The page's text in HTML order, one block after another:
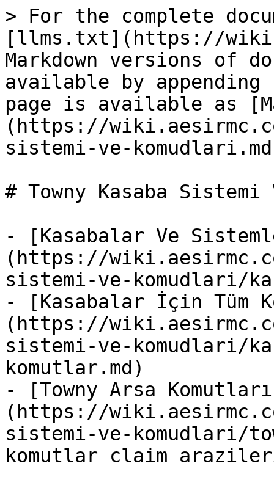
> For the complete
[llms.txt](https://
Markdown versions of
available by
page is available as
(https://
sistemi-ve-
# Towny Kasaba Sistemi
- [Kasabalar Ve
(https://
sistemi-ve-komudlari/
- [Kasabalar İçin Tüm
(https://
sistemi-ve-komudlari/
komutlar.md)
- [Towny Arsa
(https://
sistemi-ve-komudlari/